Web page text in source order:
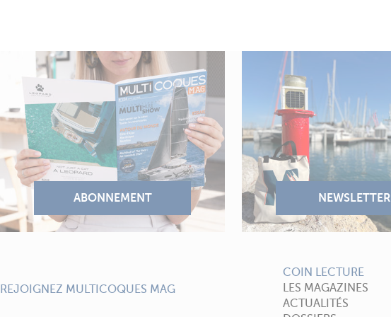
REJOIGNEZ MULTICOQUES MAG
COIN LECTURE
LES MAGAZINES
ACTUALITÉS